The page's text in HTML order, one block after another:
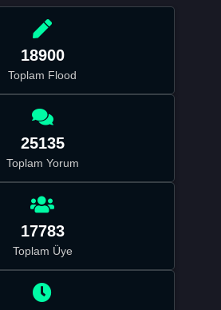
18900
Toplam Flood
25135
Toplam Yorum
17783
Toplam Üye